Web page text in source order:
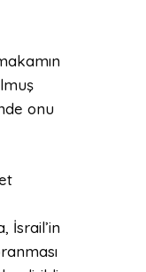
onu
İsrail’in